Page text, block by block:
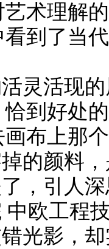
术理解
到了当
灵活现
到好处
布上那
的颜料
，引人
中欧工程
光影，